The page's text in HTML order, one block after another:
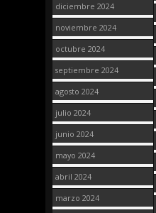
diciembre 2024
noviembre 2024
octubre 2024
septiembre 2024
agosto 2024
julio 2024
junio 2024
mayo 2024
abril 2024
marzo 2024